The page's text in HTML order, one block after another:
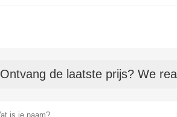
Ontvang de laatste prijs? We